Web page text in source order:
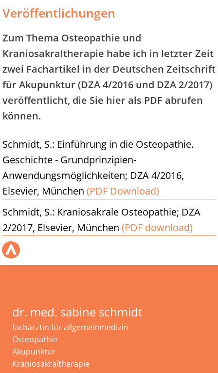
Veröffentlichungen
Zum Thema Osteopathie und
Kraniosakraltherapie habe ich in letzter Zeit
zwei Fachartikel in der Deutschen Zeitschrift
für Akupunktur (DZA 4/2016 und DZA 2/2017)
veröffentlicht, die Sie hier als PDF abrufen
können.
Schmidt, S.: Einführung in die Osteopathie.
Geschichte - Grundprinzipien-
Anwendungsmöglichkeiten; DZA 4/2016,
Elsevier, München (PDF Download)
Schmidt, S.: Kraniosakrale Osteopathie; DZA
2/2017, Elsevier, München (PDF download)
dr. med. sabine schmidt
fachärztin für allgemeinmedizin
Osteopathie
Akupunktur
Kraniosakraltherapie